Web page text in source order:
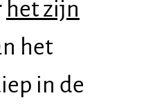
het zijn
het
in de